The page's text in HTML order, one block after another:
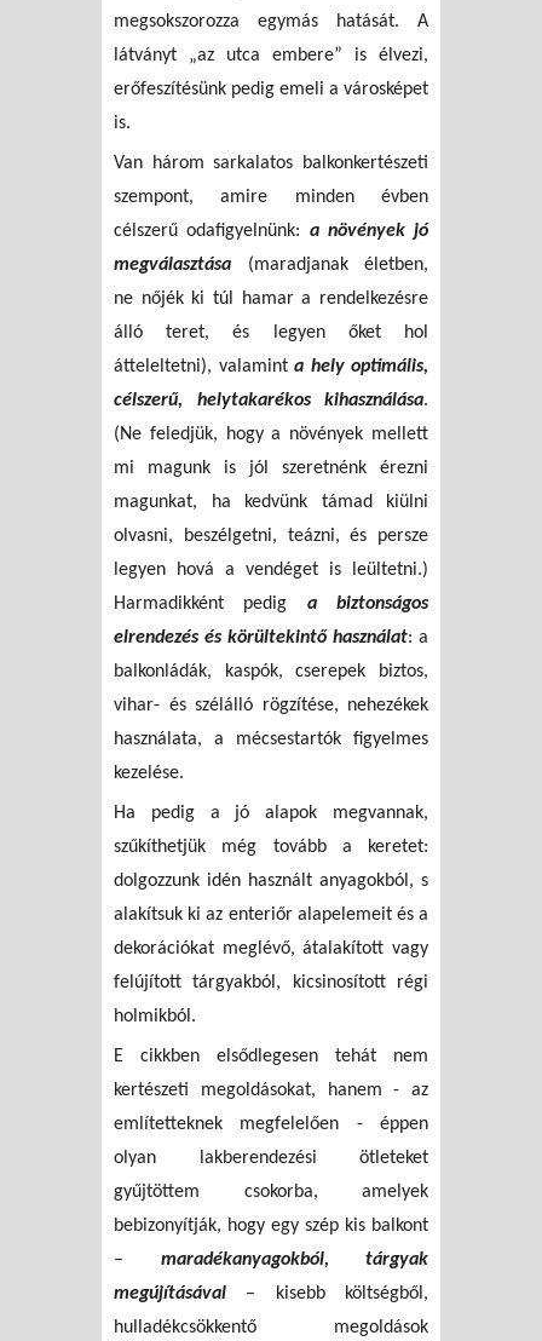
megsokszorozza egymás hatását. A
látványt „az utca embere” is élvezi,
erőfeszítésünk pedig emeli a városképet
is.
Van három sarkalatos balkonkertészeti
szempont, amire minden évben
célszerű odafigyelnünk: a növények jó
megválasztása (maradjanak életben,
ne nőjék ki túl hamar a rendelkezésre
álló teret, és legyen őket hol
átteleltetni), valamint a hely optimális,
célszerű, helytakarékos kihasználása.
(Ne feledjük, hogy a növények mellett
mi magunk is jól szeretnénk érezni
magunkat, ha kedvünk támad kiülni
olvasni, beszélgetni, teázni, és persze
legyen hová a vendéget is leültetni.)
Harmadikként pedig a biztonságos
elrendezés és körültekintő használat: a
balkonládák, kaspók, cserepek biztos,
vihar- és szélálló rögzítése, nehezékek
használata, a mécsestartók figyelmes
kezelése.
Ha pedig a jó alapok megvannak,
szűkíthetjük még tovább a keretet:
dolgozzunk idén használt anyagokból, s
alakítsuk ki az enteriőr alapelemeit és a
dekorációkat meglévő, átalakított vagy
felújított tárgyakból, kicsinosított régi
holmikból.
E cikkben elsődlegesen tehát nem
kertészeti megoldásokat, hanem - az
említetteknek megfelelően - éppen
olyan lakberendezési ötleteket
gyűjtöttem csokorba, amelyek
bebizonyítják, hogy egy szép kis balkont
– maradékanyagokból, tárgyak
megújításával – kisebb költségből,
hulladékcsökkentő megoldások